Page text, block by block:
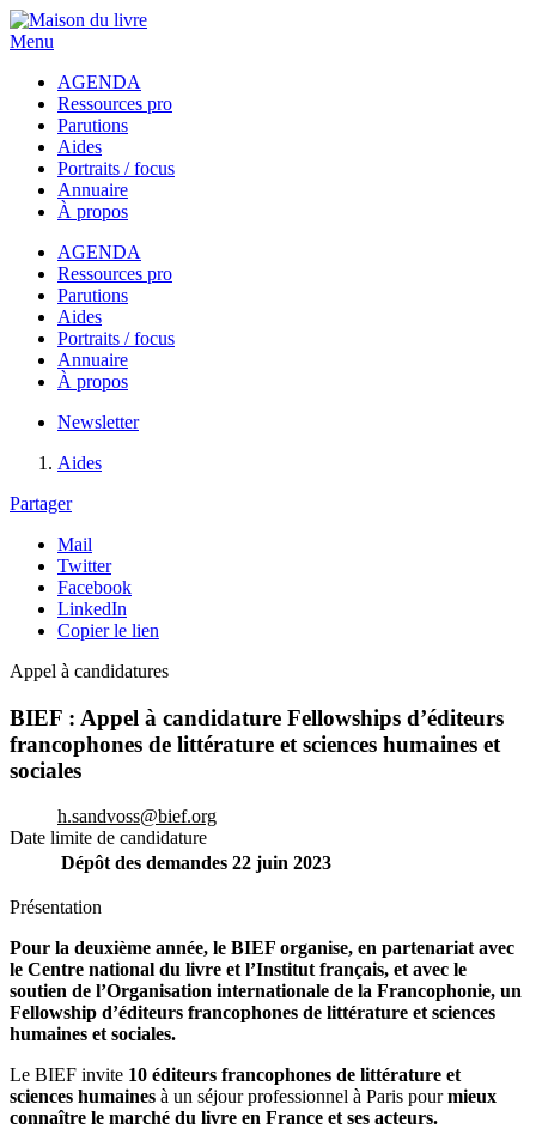
Menu
AGENDA
Ressources pro
Parutions
Aides
Portraits / focus
Annuaire
À propos
AGENDA
Ressources pro
Parutions
Aides
Portraits / focus
Annuaire
À propos
Newsletter
Aides
Partager
Mail
Twitter
Facebook
LinkedIn
Copier le lien
Appel à candidatures
BIEF : Appel à candidature Fellowships d’éditeurs
francophones de littérature et sciences humaines et
sociales
h.sandvoss@bief.org
Date limite de candidature
Dépôt des demandes 22 juin 2023
Présentation
Pour la deuxième année, le BIEF organise, en partenariat avec
le Centre national du livre et l’Institut français, et avec le
soutien de l’Organisation internationale de la Francophonie, un
Fellowship d’éditeurs francophones de littérature et sciences
humaines et sociales.
Le BIEF invite 10 éditeurs francophones de littérature et
sciences humaines à un séjour professionnel à Paris pourmieux
connaître le marché du livre en France et ses acteurs.